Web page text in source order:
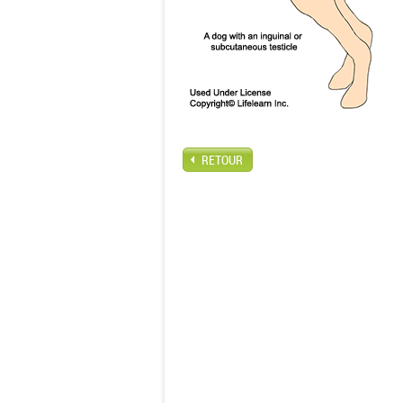
RETOUR